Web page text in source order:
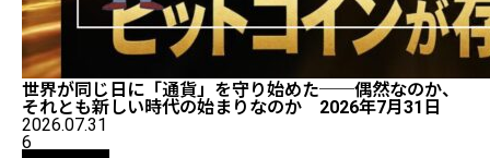
世界が同じ日に「通貨」を守り始めた──偶然なのか、
それとも新しい時代の始まりなのか 2026年7月31日
2026.07.31
6